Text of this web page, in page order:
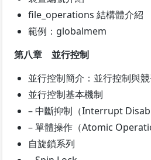
file_operations 結構體介紹
範例：globalmem
第八章 並行控制
並行控制簡介：並行控制與
並行控制基本機制
– 中斷抑制（Interrupt
– 單體操作（Atomic
自旋鎖系列